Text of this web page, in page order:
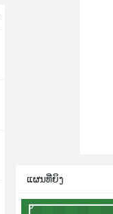
ແຜນທີ່ຍິງ